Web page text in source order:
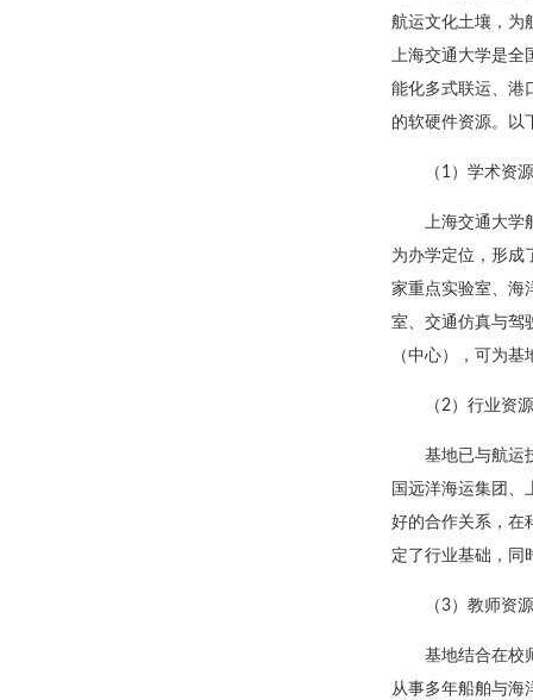
航运文化土壤，为
上海交通大学是全
能化多式联运、港
的软硬件资源。以
（1）学术资源
上海交通大学
为办学定位，形成
家重点实验室、海
室、交通仿真与驾
（中心），可为
（2）行业资源
基地已与航运
国远洋海运集团、
好的合作关系，在
定了行业基础，同
（3）教师资源
基地结合在校
从事多年船舶与海